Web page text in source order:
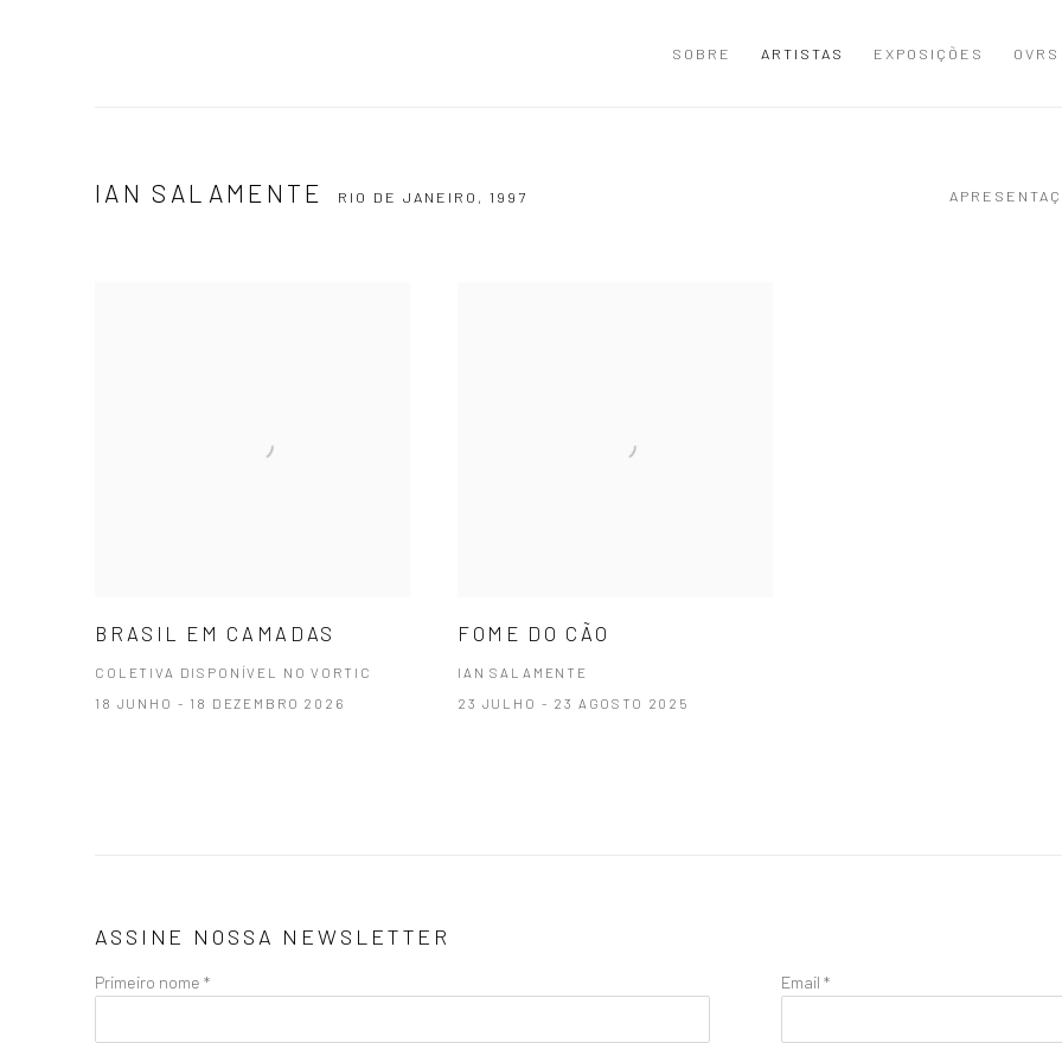
SOBRE ARTISTAS EXPOSIÇÕES OVRS
IAN SALAMENTE RIO DE JANEIRO,1997
BRASIL EM CAMADAS
COLETIVA DISPONÍVEL NO VORTIC
18 JUNHO - 18 DEZEMBRO 2026
FOME DO CÃO
IAN SALAMENTE
23 JULHO - 23 AGOSTO 2025
ASSINE NOSSA NEWSLETTER
Primeiro nome * Email *